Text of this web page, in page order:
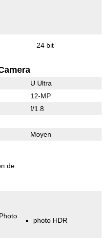
24 bit
U Ultra
12-MP
f/1.8
Moyen
de
photo HDR